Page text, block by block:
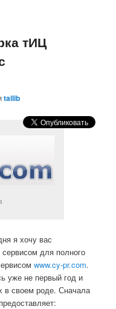
тИЦ
tallib
я хочу вас
для полного
www.cy-pr.com.
уже не первый год и
в своем роде. Сначала